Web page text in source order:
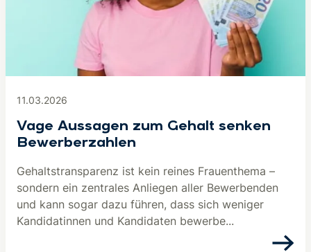
11.03.2026
Vage Aussagen zum Gehalt senken
Bewerberzahlen
Gehaltstransparenz ist kein reines Frauenthema –
sondern ein zentrales Anliegen aller Bewerbenden
und kann sogar dazu führen, dass sich weniger
Kandidatinnen und Kandidaten bewerbe...